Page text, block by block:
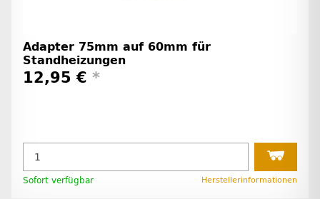
Adapter 75mm auf 60mm für
Standheizungen
12,95 € *
Sofort verfügbar Herstellerinformationen